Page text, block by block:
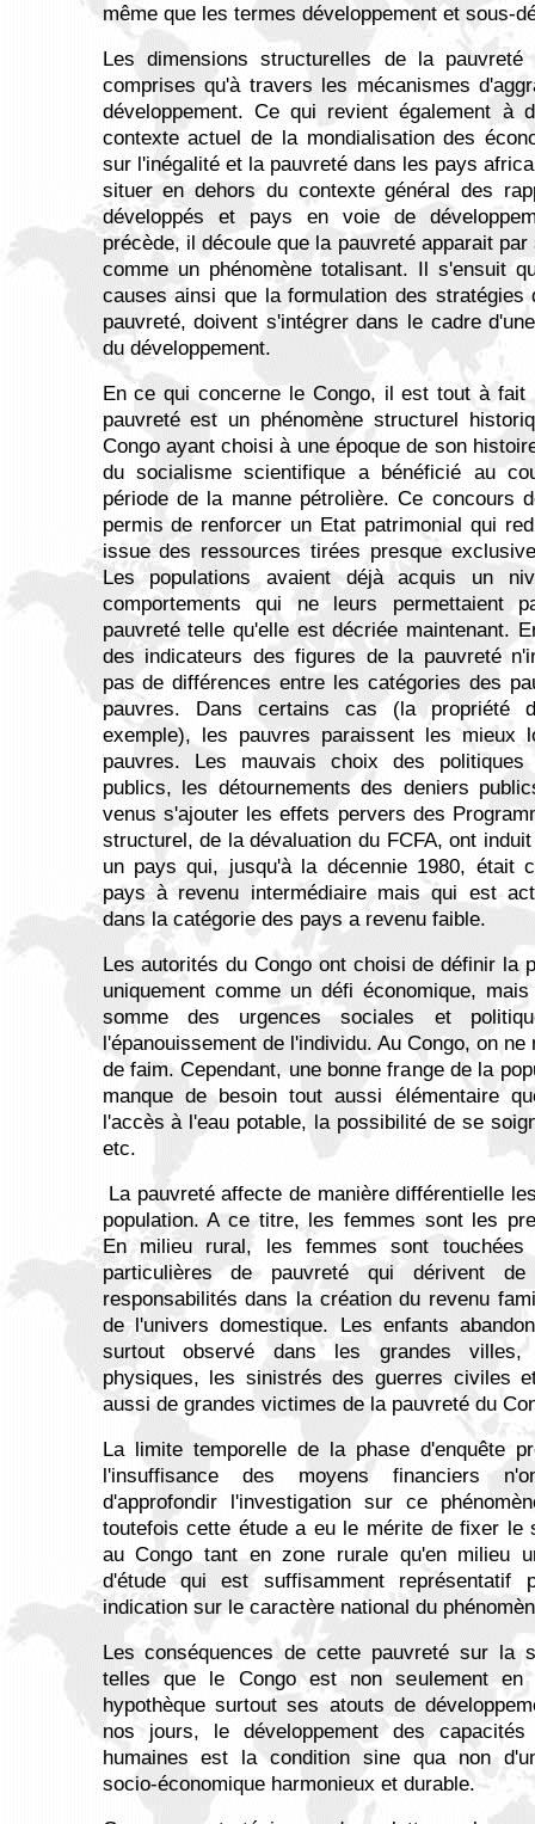
même que les termes développement et sous-
Les dimensions structurelles de la
comprises qu'à travers les mécanismes
développement. Ce qui revient également à
contexte actuel de la mondialisation des
sur l'inégalité et la pauvreté dans les pays
situer en dehors du contexte général des
développés et pays en voie de
précède, il découle que la pauvreté apparait
comme un phénomène totalisant. Il s'ensuit
causes ainsi que la formulation des stratégies
pauvreté, doivent s'intégrer dans le cadre
du développement.
En ce qui concerne le Congo, il est tout à fait
pauvreté est un phénomène structurel
Congo ayant choisi à une époque de son
du socialisme scientifique a bénéficié au
période de la manne pétrolière. Ce concours
permis de renforcer un Etat patrimonial qui
issue des ressources tirées presque
Les populations avaient déjà acquis un
comportements qui ne leurs permettaient
pauvreté telle qu'elle est décriée maintenant.
des indicateurs des figures de la pauvreté
pas de différences entre les catégories des
pauvres. Dans certains cas (la propriété
exemple), les pauvres paraissent les mieux
pauvres. Les mauvais choix des politiques
publics, les détournements des deniers
venus s'ajouter les effets pervers des
structurel, de la dévaluation du FCFA, ont
un pays qui, jusqu'à la décennie 1980, était
pays à revenu intermédiaire mais qui est
dans la catégorie des pays a revenu faible.
Les autorités du Congo ont choisi de définir la
uniquement comme un défi économique,
somme des urgences sociales et
l'épanouissement de l'individu. Au Congo, on ne
de faim. Cependant, une bonne frange de la
manque de besoin tout aussi élémentaire
l'accès à l'eau potable, la possibilité de se
etc.
La pauvreté affecte de manière différentielle
population. A ce titre, les femmes sont les
En milieu rural, les femmes sont
particulières de pauvreté qui dérivent
responsabilités dans la création du revenu
de l'univers domestique. Les enfants
surtout observé dans les grandes villes,
physiques, les sinistrés des guerres civiles
aussi de grandes victimes de la pauvreté du
La limite temporelle de la phase d'enquête
l'insuffisance des moyens financiers
d'approfondir l'investigation sur ce
toutefois cette étude a eu le mérite de fixer le
au Congo tant en zone rurale qu'en milieu
d'étude qui est suffisamment représentatif
indication sur le caractère national du
Les conséquences de cette pauvreté sur la
telles que le Congo est non seulement en
hypothèque surtout ses atouts de
nos jours, le développement des
humaines est la condition sine qua non
socio-économique harmonieux et durable.